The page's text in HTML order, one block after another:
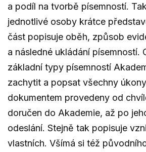
a podíl na tvorbě písemností.
jednotlivé osoby krátce
část popisuje oběh, způsob
a následné ukládání písemností.
základní typy písemností
zachytit a popsat všechny
dokumentem provedeny od
doručen do Akademie, až po
odeslání. Stejně tak popisuje
vlastních. Všímá si též